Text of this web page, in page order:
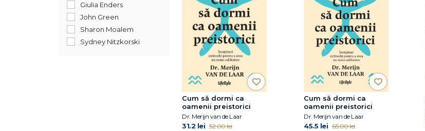
Giulia Enders
John Green
Sharon Moalem
Sydney Nitzkorski
Cum să dormi ca
oamenii preistorici
Dr. Merijn van de Laar
31.2 lei 52.00 lei
Cum să dormi ca
oamenii preistorici
Dr. Merijn van de Laar
45.5 lei 65.00 lei